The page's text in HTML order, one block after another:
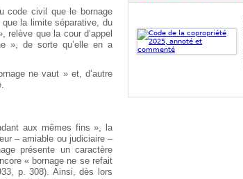
code civil que le bornage
la limite séparative, du
que la cour d’appel
», de sorte qu’elle en a
ne vaut » et, d’autre
aux mêmes fins », la
– amiable ou judiciaire –
présente un caractère
« bornage ne se refait
p. 308). Ainsi, dès lors